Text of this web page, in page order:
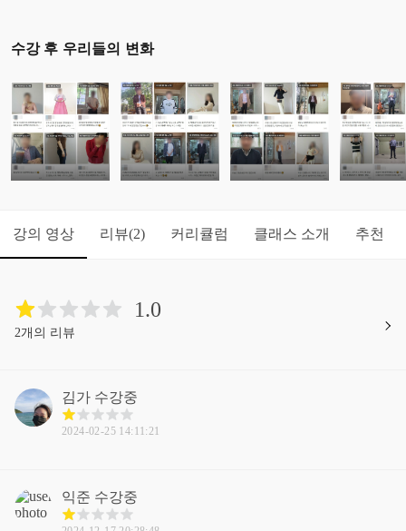
수강 후 우리들의 변화
강의 영상 리뷰(2) 커리큘럼 클래스 소개 추천
1.0
2개의 리뷰
김가 수강중
2024-02-25 14:11:21
익준 수강중